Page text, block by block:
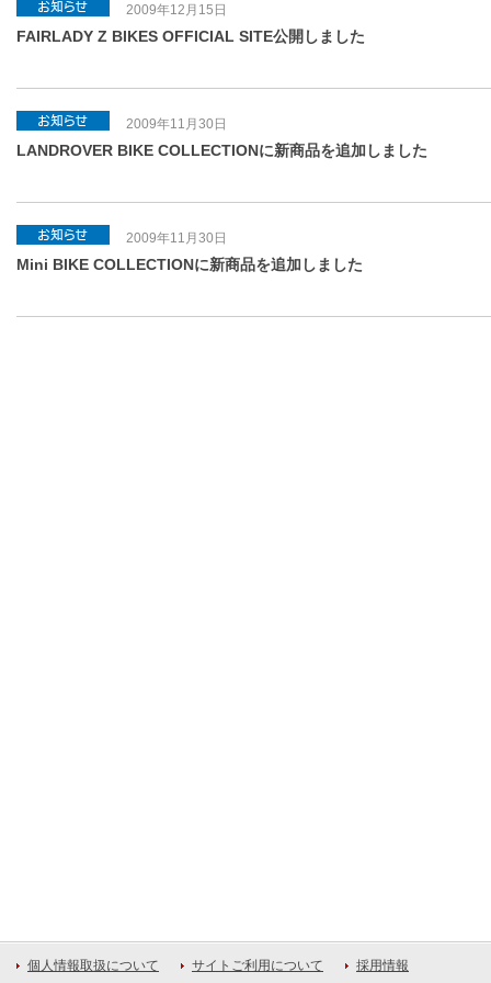
2009年12月15日
FAIRLADY Z BIKES OFFICIAL SITE公開しました
2009年11月30日
LANDROVER BIKE COLLECTIONに新商品を追加しました
2009年11月30日
Mini BIKE COLLECTIONに新商品を追加しました
個人情報取扱について サイトご利用について 採用情報